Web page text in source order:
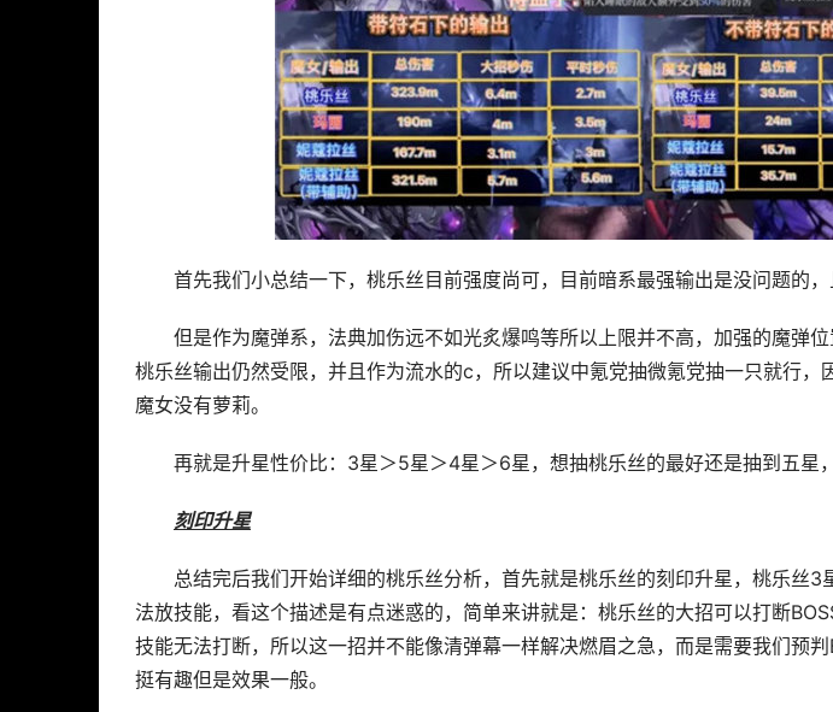
首先我们小总结一下，桃乐丝目前强度尚可，目前暗系最强输出是没问题的，
但是作为魔弹系，法典加伤远不如光炙爆鸣等所以上限并不高，加强的魔弹
桃乐丝输出仍然受限，并且作为流水的c，所以建议中氪党抽微氪党抽一只就行，
魔女没有萝莉。
再就是升星性价比：3星＞5星＞4星＞6星，想抽桃乐丝的最好还是抽到五星
刻印升星
总结完后我们开始详细的桃乐丝分析，首先就是桃乐丝的刻印升星，桃乐丝3
法放技能，看这个描述是有点迷惑的，简单来讲就是：桃乐丝的大招可以打断
技能无法打断，所以这一招并不能像清弹幕一样解决燃眉之急，而是需要我们预
挺有趣但是效果一般。